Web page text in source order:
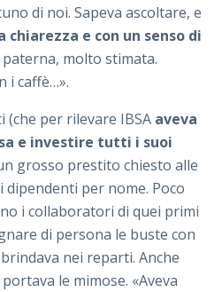
di noi. Sapeva ascoltare, e
chiarezza e con un senso di
molto stimata.
i caffè…».
(che per rilevare IBSA aveva
e investire tutti i suoi
grosso prestito chiesto alle
dipendenti per nome. Poco
i collaboratori di quei primi
di persona le buste con
nei reparti. Anche
le mimose. «Aveva